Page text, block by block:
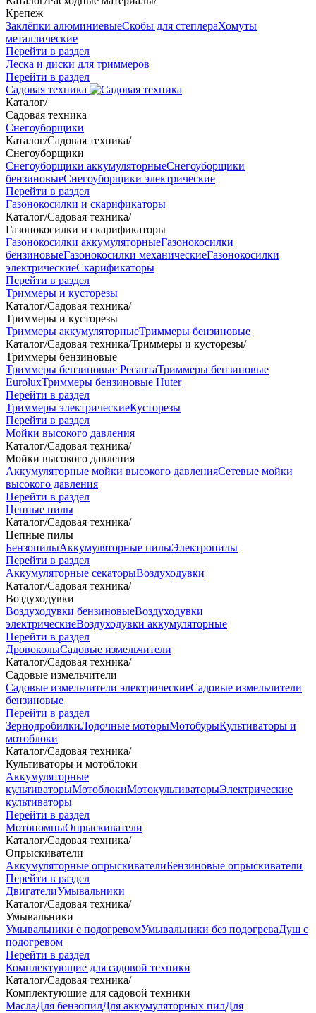
Крепеж
Заклёпки алюминиевыеСкобы для степлераХомуты
металлические
Перейти в раздел
Леска и диски для триммеров
Перейти в раздел
Садовая техника
Каталог/
Садовая техника
Снегоуборщики
Каталог/Садовая техника/
Снегоуборщики
Снегоуборщики аккумуляторныеСнегоуборщики
бензиновыеСнегоуборщики электрические
Перейти в раздел
Газонокосилки и скарификаторы
Каталог/Садовая техника/
Газонокосилки и скарификаторы
Газонокосилки аккумуляторныеГазонокосилки
бензиновыеГазонокосилки механическиеГазонокосилки
электрическиеСкарификаторы
Перейти в раздел
Триммеры и кусторезы
Каталог/Садовая техника/
Триммеры и кусторезы
Триммеры аккумуляторныеТриммеры бензиновые
Каталог/Садовая техника/Триммеры и кусторезы/
Триммеры бензиновые
Триммеры бензиновые РесантаТриммеры бензиновые
EuroluxТриммеры бензиновые Huter
Перейти в раздел
Триммеры электрическиеКусторезы
Перейти в раздел
Мойки высокого давления
Каталог/Садовая техника/
Мойки высокого давления
Аккумуляторные мойки высокого давленияСетевые мойки
высокого давления
Перейти в раздел
Цепные пилы
Каталог/Садовая техника/
Цепные пилы
БензопилыАккумуляторные пилыЭлектропилы
Перейти в раздел
Аккумуляторные секаторыВоздуходувки
Каталог/Садовая техника/
Воздуходувки
Воздуходувки бензиновыеВоздуходувки
электрическиеВоздуходувки аккумуляторные
Перейти в раздел
ДровоколыСадовые измельчители
Каталог/Садовая техника/
Садовые измельчители
Садовые измельчители электрическиеСадовые измельчители
бензиновые
Перейти в раздел
ЗернодробилкиЛодочные моторыМотобурыКультиваторы и
мотоблоки
Каталог/Садовая техника/
Культиваторы и мотоблоки
Аккумуляторные
культиваторыМотоблокиМотокультиваторыЭлектрические
культиваторы
Перейти в раздел
МотопомпыОпрыскиватели
Каталог/Садовая техника/
Опрыскиватели
Аккумуляторные опрыскивателиБензиновые опрыскиватели
Перейти в раздел
ДвигателиУмывальники
Каталог/Садовая техника/
Умывальники
Умывальники с подогревомУмывальники без подогреваДуш с
подогревом
Перейти в раздел
Комплектующие для садовой техники
Каталог/Садовая техника/
Комплектующие для садовой техники
МаслаДля бензопилДля аккумуляторных пилДля